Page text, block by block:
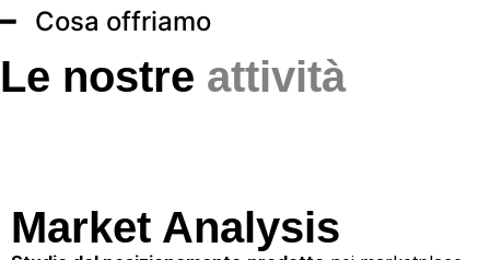
━ Cosa offriamo
Le nostre attività
Market Analysis